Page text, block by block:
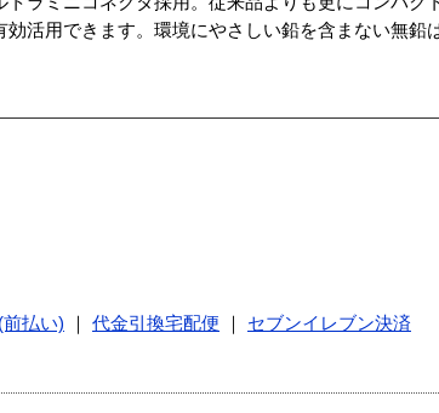
活用できます。環境にやさしい鉛を含まない無鉛
払い) 代金引換宅配便
セブンイレブン決済